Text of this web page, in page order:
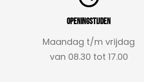
Openingstijden
Maandag t/m vrijdag
van 08.30 tot 17.00